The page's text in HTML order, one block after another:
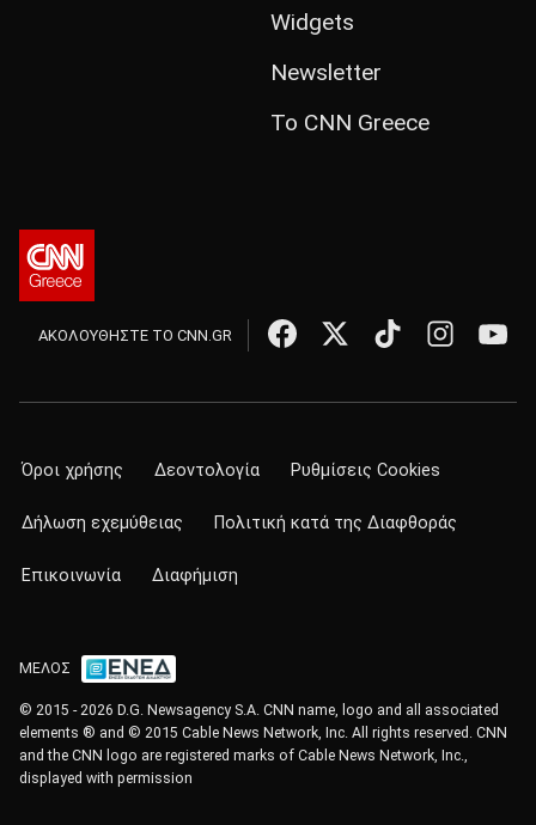
Widgets
Newsletter
Το CNN Greece
ΑΚΟΛΟΥΘΗΣΤΕ ΤΟ CNN.GR
Όροι χρήσης Δεοντολογία Ρυθμίσεις Cookies
Δήλωση εχεμύθειας Πολιτική κατά της Διαφθοράς
Επικοινωνία Διαφήμιση
ΜΕΛΟΣ
© 2015 - 2026 D.G. Newsagency S.A. CNN name, logo and all associated
elements ® and © 2015 Cable News Network, Inc. All rights reserved. CNN
and the CNN logo are registered marks of Cable News Network, Inc.,
displayed with permission